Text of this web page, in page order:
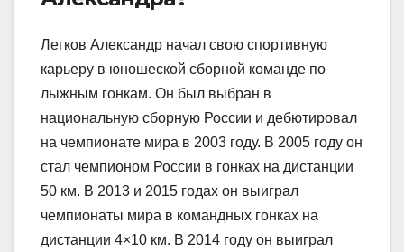
Легков Александр начал свою спортивную
карьеру в юношеской сборной команде по
лыжным гонкам. Он был выбран в
национальную сборную России и дебютировал
на чемпионате мира в 2003 году. В 2005 году он
стал чемпионом России в гонках на дистанции
50 км. В 2013 и 2015 годах он выиграл
чемпионаты мира в командных гонках на
дистанции 4×10 км. В 2014 году он выиграл